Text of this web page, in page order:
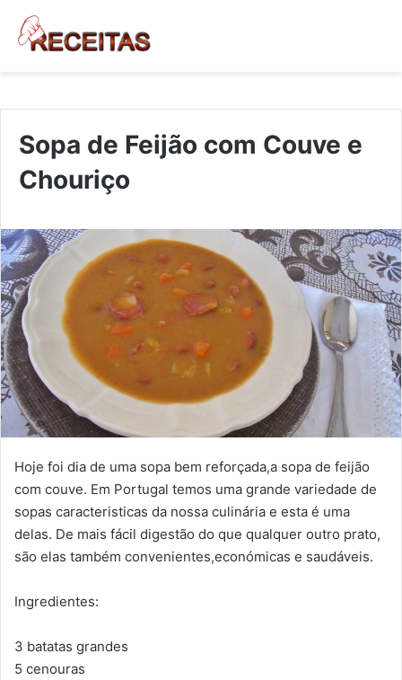
Sopa de Feijão com Couve e
Chouriço
Hoje foi dia de uma sopa bem reforçada,a sopa de feijão
com couve. Em Portugal temos uma grande variedade de
sopas caracteristicas da nossa culinária e esta é uma
delas. De mais fácil digestão do que qualquer outro prato,
são elas também convenientes,económicas e saudáveis.
Ingredientes:
3 batatas grandes
5 cenouras